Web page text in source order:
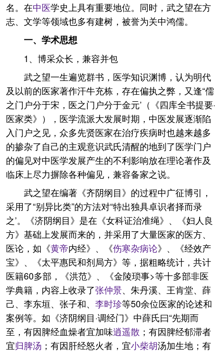
名。在中医学史上具有重要地位。同时，武之望在方
志、文学等领域也多有建树，被誉为关中鸿儒。
一、学术思想
1、博采众长，兼容并包
武之望一生遍览群书，医学知识渊博，认为明代
及以前的医家著作汗牛充栋，存在偏执之弊，又逢“儒
之门户分于宋，医之门户分于金元’（《四库全书提要·
医家类》），医学流派大发展时期，中医发展逐渐陷
入门户之见，众多先贤医家在治疗疾病时也越来越多
的掺杂了自己的主观意识武氏清醒的地到了医学门户
的偏见对中医学发展产生的不利影响放在理论著作及
临床上尽力摒除各种偏见，兼容备家之说。
武之望在编著《齐阴纲目》的过程中广征博引，
采用了“别异比类”的方法对“特出独具卓识者择而录
之’。《济阴纲目》是在《女科证治准绳》、《妇人良
方》基础上发展而来的，并采用了大量医家的医方、
医论，如《黄帝内经》、《伤寒杂病论》、《经效产
宝》、《太平惠民和剂局方》等，据粗略统计，共计
医籍60多部，《洪范》、《金陵琐事>等十多部非医
学典籍，内容上收录了张仲景、朱丹溪、王肯堂、薛
己、李东垣、张子和、 李时珍等50余位医家的论述和
案例等。如《济阴纲目·调经门》中薛氏曰“先期而
至，有因脾经血燥者宜加味逍遥散 ；有因脾经郁滞者
宜归脾汤 ；有因肝经怒火者，宜小柴胡汤加生地；有